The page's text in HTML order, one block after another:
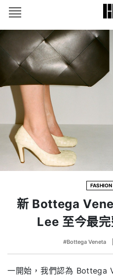
新 Bottega
Lee 至今最
#Bottega Veneta
一開始，我們認為 Bottega